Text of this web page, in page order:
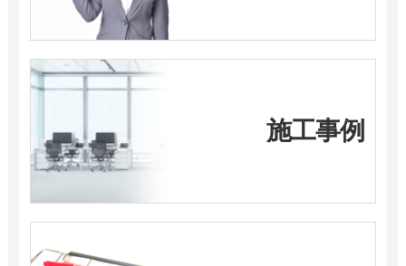
施工事例